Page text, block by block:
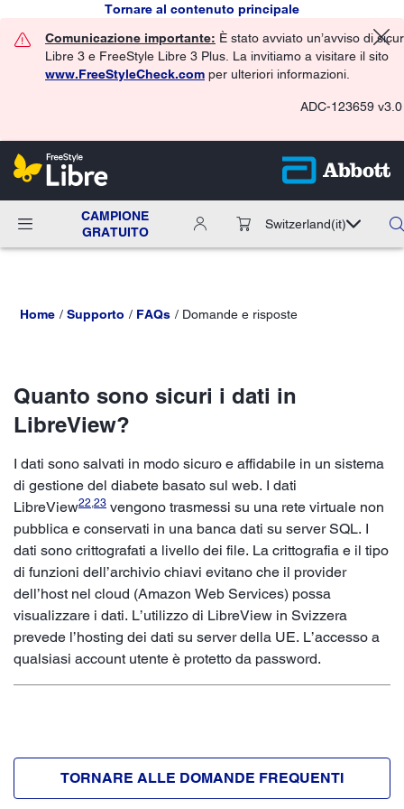
Tornare al contenuto principale
Comunicazione importante: È stato avviato un’avviso di
Libre 3 e FreeStyle Libre 3 Plus. La invitiamo a visitare il sito
www.FreeStyleCheck.com per ulteriori informazioni.
ADC-123659 v3.0
CAMPIONE
GRATUITO
Switzerland(it)
Home Supporto FAQs Domande e risposte
Quanto sono sicuri i dati in
LibreView?
I dati sono salvati in modo sicuro e affidabile in un sistema
di gestione del diabete basato sul web. I dati
LibreView22,23 vengono trasmessi su una rete virtuale non
pubblica e conservati in una banca dati su server SQL. I
dati sono crittografati a livello dei file. La crittografia e il tipo
di funzioni dell’archivio chiavi evitano che il provider
dell’host nel cloud (Amazon Web Services) possa
visualizzare i dati. L’utilizzo di LibreView in Svizzera
prevede l’hosting dei dati su server della UE. L’accesso a
qualsiasi account utente è protetto da password.
TORNARE ALLE DOMANDE FREQUENTI